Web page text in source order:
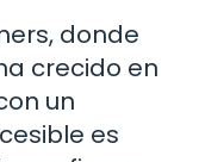
donde
crecido en
un
es